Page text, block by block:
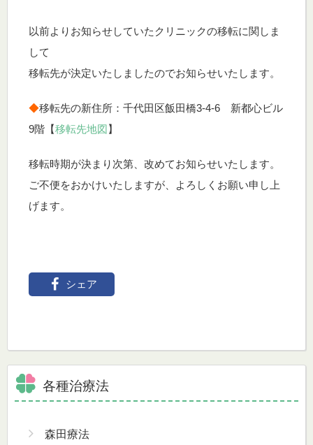
以前よりお知らせしていたクリニックの移転に関しま
して
移転先が決定いたしましたのでお知らせいたします。
◆移転先の新住所：千代田区飯田橋3-4-6 新都心ビル
9階【移転先地図】
移転時期が決まり次第、改めてお知らせいたします。
ご不便をおかけいたしますが、よろしくお願い申し上
げます。
シェア
各種治療法
森田療法